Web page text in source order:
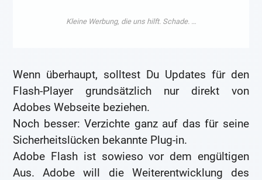
Wenn überhaupt, solltest Du Updates für den
Flash-Player grundsätzlich nur direkt von
Adobes Webseite beziehen.
Noch besser: Verzichte ganz auf das für seine
Sicherheitslücken bekannte Plug-in.
Adobe Flash ist sowieso vor dem engültigen
Aus. Adobe will die Weiterentwicklung des